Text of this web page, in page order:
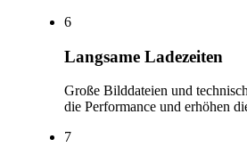
6
Langsame Ladezeiten
Große Bilddateien und
die Performance und erhöhen
7